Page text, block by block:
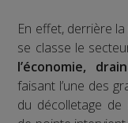
En effet, derrière
se classe le
l’économie,
faisant l’une des
du décolletage de